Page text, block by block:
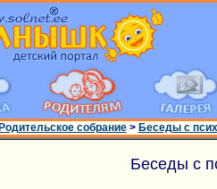
Родительское собрание> Беседы с
Беседы с